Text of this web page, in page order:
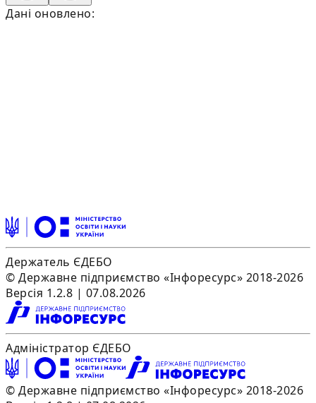
Дані оновлено:
Держатель ЄДЕБО
© Державне підприємство «Інфоресурс» 2018-2026
Версія 1.2.8 | 07.08.2026
Адміністратор ЄДЕБО
© Державне підприємство «Інфоресурс» 2018-2026